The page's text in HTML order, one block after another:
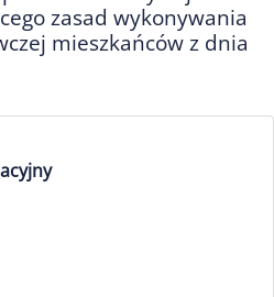
zasad wykonywania
mieszkańców z dnia